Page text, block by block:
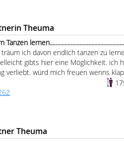
Theuma
träum ich davon endlich tanzen zu
gibts hier eine Möglichkeit. ich
verliebt. würd mich freuen wenns
Theuma